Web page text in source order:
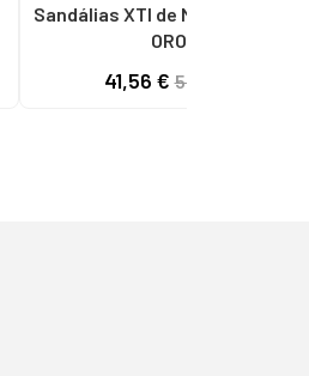
Sandálias XTI de Mulher 142746
ORO
41,56 €51,95 €